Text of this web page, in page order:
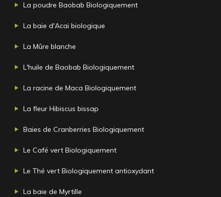
La poudre Baobab Biologiquement
La baie d'Acai biologique
La Mûre blanche
L'huile de Baobab Biologiquement
La racine de Maca Biologiquement
La fleur Hibiscus bissap
Baies de Cranberries Biologiquement
Le Café vert Biologiquement
Le Thé vert Biologiquement antioxydant
La baie de Myrtille